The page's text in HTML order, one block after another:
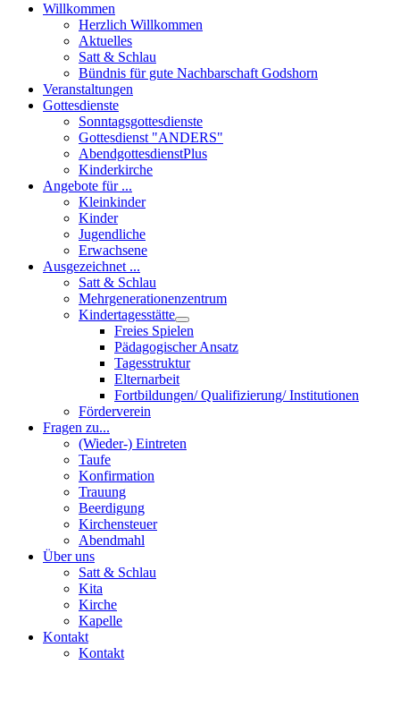
Willkommen
Herzlich Willkommen
Aktuelles
Satt & Schlau
Bündnis für gute Nachbarschaft Godshorn
Veranstaltungen
Gottesdienste
Sonntagsgottesdienste
Gottesdienst "ANDERS"
AbendgottesdienstPlus
Kinderkirche
Angebote für ...
Kleinkinder
Kinder
Jugendliche
Erwachsene
Ausgezeichnet ...
Satt & Schlau
Mehrgenerationenzentrum
Kindertagesstätte
Freies Spielen
Pädagogischer Ansatz
Tagesstruktur
Elternarbeit
Fortbildungen/ Qualifizierung/ Institutionen
Förderverein
Fragen zu...
(Wieder-) Eintreten
Taufe
Konfirmation
Trauung
Beerdigung
Kirchensteuer
Abendmahl
Über uns
Satt & Schlau
Kita
Kirche
Kapelle
Kontakt
Kontakt